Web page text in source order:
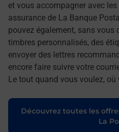
et vous accompagner avec
assurance de La Banque
pouvez également, sans vous
timbres personnalisés, des
envoyer des lettres
encore faire suivre votre
Le tout quand vous voulez, où
Découvrez toutes les
La